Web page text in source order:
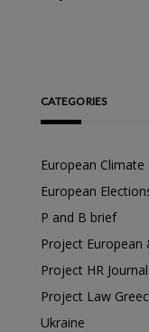
CATEGORIES
European
European
P and B brief
Project
Project HR Journal
Project Law
Ukraine